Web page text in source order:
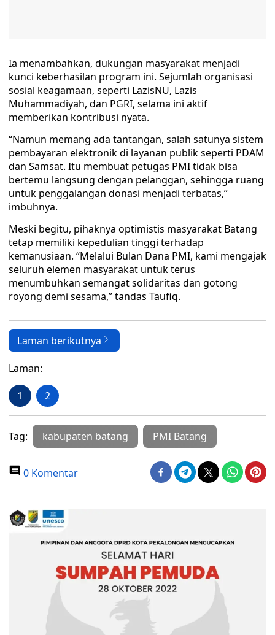
Ia menambahkan, dukungan masyarakat menjadi
kunci keberhasilan program ini. Sejumlah organisasi
sosial keagamaan, seperti LazisNU, Lazis
Muhammadiyah, dan PGRI, selama ini aktif
memberikan kontribusi nyata.
“Namun memang ada tantangan, salah satunya sistem
pembayaran elektronik di layanan publik seperti PDAM
dan Samsat. Itu membuat petugas PMI tidak bisa
bertemu langsung dengan pelanggan, sehingga ruang
untuk penggalangan donasi menjadi terbatas,”
imbuhnya.
Meski begitu, pihaknya optimistis masyarakat Batang
tetap memiliki kepedulian tinggi terhadap
kemanusiaan. “Melalui Bulan Dana PMI, kami mengajak
seluruh elemen masyarakat untuk terus
menumbuhkan semangat solidaritas dan gotong
royong demi sesama,” tandas Taufiq.
Laman berikutnya
Laman:
1 2
Tag: kabupaten batang PMI Batang
0 Komentar